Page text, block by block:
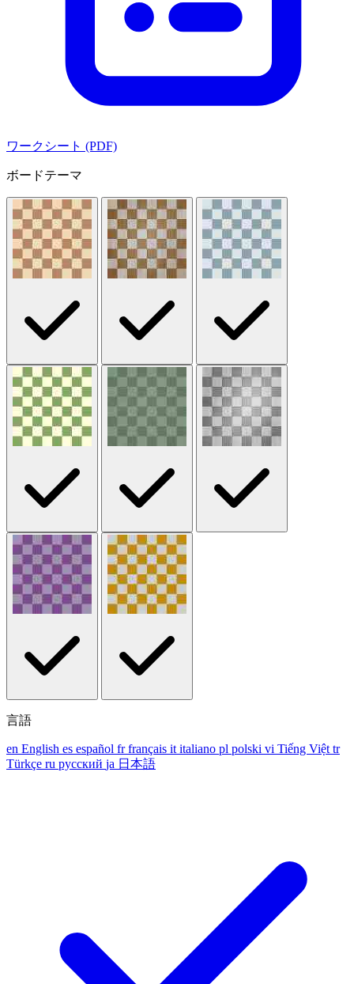
ワークシート (PDF)
ボードテーマ
言語
en English es español fr français it italiano pl polski vi Tiếng Việt tr
Türkçe ru русский ja 日本語